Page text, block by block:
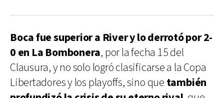
Boca fue superior a River y lo derrotó por 2-
0 en La Bombonera, por la fecha 15 del
Clausura, y no solo logró clasificarse a la Copa
Libertadores y los playoffs, sino que también